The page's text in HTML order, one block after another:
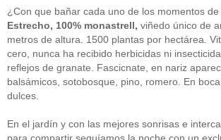
Guipuzcoa
(2)
(1)
Joan Roca(2)
libros (2)
Madrid(4)
mejores-productos (3)
México(1)
Murcia
quesos(3)
Restaurantes
¿Con que bañar cada uno de los momentos
Estrecho, 100% monastrell, viñedo único de
metros de altura. 1500 plantas por hectárea.
cero, nunca ha recibido herbicidas ni
reflejos de granate. Fascicnate, en nariz
balsámicos, sotobosque, pino, romero. En
dulces.
En el jardín y con las mejores sonrisas e